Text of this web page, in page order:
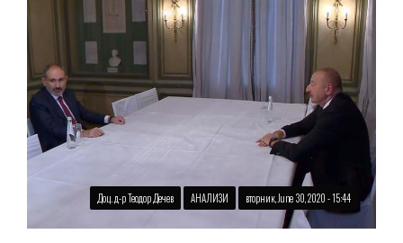
Доц. д-р Теодор Дечев АНАЛИЗИ вторник, June 30, 2020 - 15:44